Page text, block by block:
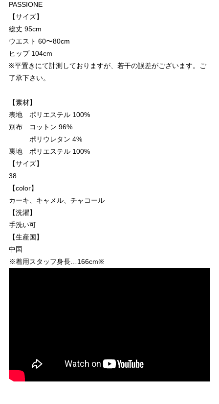
PASSIONE
【サイズ】
総丈 95cm
ウエスト 60〜80cm
ヒップ 104cm
※平置きにて計測しておりますが、若干の誤差がございます。ご
了承下さい。
【素材】
表地 ポリエステル 100%
別布 コットン 96%
ポリウレタン 4%
裏地 ポリエステル 100%
【サイズ】
38
【color】
カーキ、キャメル、チャコール
【洗濯】
手洗い可
【生産国】
中国
※着用スタッフ身長…166cm※